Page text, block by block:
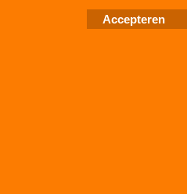
Set PROMAXX verlagingsveren
+ COUPÉ 6CYL. van het type 89
Accepteren